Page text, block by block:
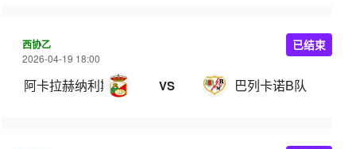
西协乙
2026-04-19 18:00
阿卡拉赫纳利斯 VS 巴列卡诺B队
已结束